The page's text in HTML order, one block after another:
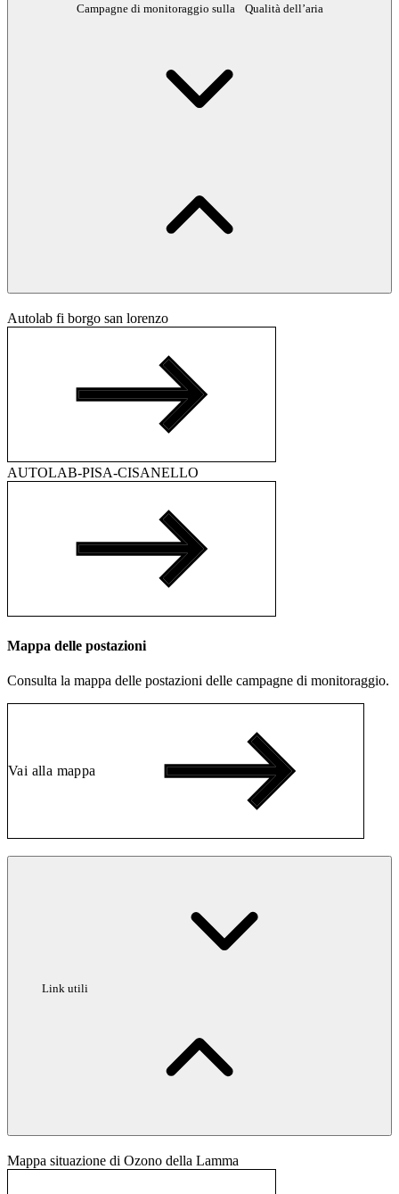
Campagne di monitoraggio sulla Qualità dell’aria
Autolab fi borgo san lorenzo
AUTOLAB-PISA-CISANELLO
Mappa delle postazioni
Consulta la mappa delle postazioni delle campagne di monitoraggio.
Vai alla mappa
Link utili
Mappa situazione di Ozono della Lamma